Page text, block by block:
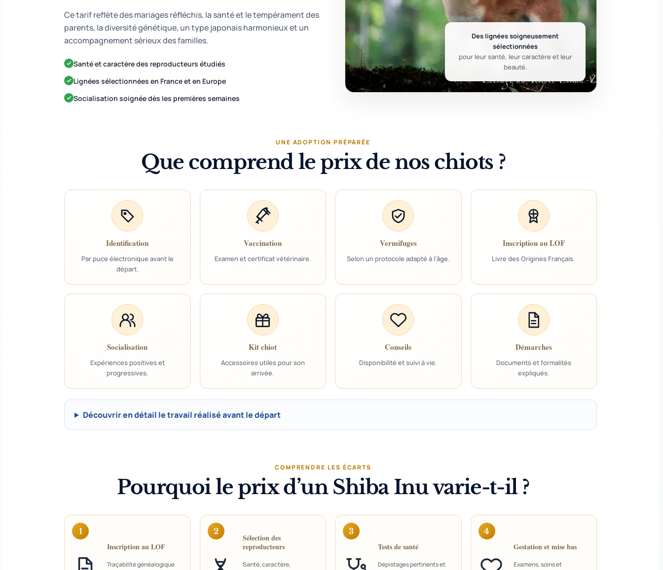
Ce tarif reflète des mariages réfléchis, la santé et le tempérament des
parents, la diversité génétique, un type japonais harmonieux et un
accompagnement sérieux des familles.
Santé et caractère des reproducteurs étudiés
Lignées sélectionnées en France et en Europe
Socialisation soignée dès les premières semaines
Des lignées soigneusement
sélectionnées
pour leur santé, leur caractère et leur
beauté.
UNE ADOPTION PRÉPARÉE
Que comprend le prix de nos chiots ?
Identification
Par puce électronique avant le
départ.
Vaccination
Examen et certificat vétérinaire.
Vermifuges
Selon un protocole adapté à l’âge.
Inscription au LOF
Livre des Origines Français.
Socialisation
Expériences positives et
progressives.
Kit chiot
Accessoires utiles pour son
arrivée.
Conseils
Disponibilité et suivi à vie.
Démarches
Documents et formalités
expliqués.
Découvrir en détail le travail réalisé avant le départ
COMPRENDRE LES ÉCARTS
Pourquoi le prix d’un Shiba Inu varie-t-il ?
1
Inscription au LOF
Traçabilité généalogique
2
Sélection des
reproducteurs
Santé, caractère,
3
Tests de santé
Dépistages pertinents et
4
Gestation et mise bas
Examens, soins et